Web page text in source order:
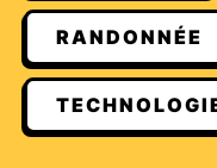
RANDONNÉE